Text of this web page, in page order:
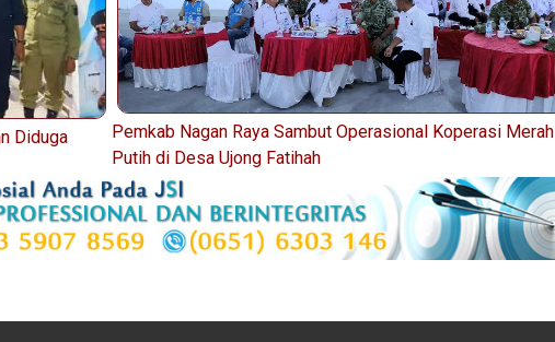
Diduga
Pemkab Nagan Raya Sambut Operasional Koperasi Merah
Putih di Desa Ujong Fatihah